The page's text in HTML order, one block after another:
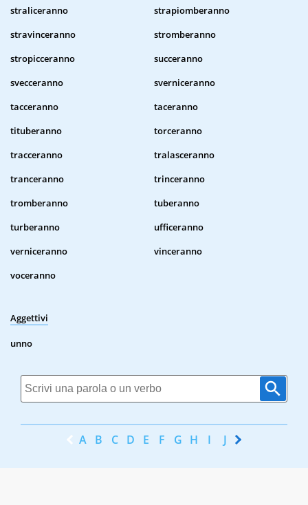
straliceranno
strapiomberanno
stravinceranno
stromberanno
stropicceranno
succeranno
svecceranno
sverniceranno
tacceranno
taceranno
tituberanno
torceranno
tracceranno
tralasceranno
tranceranno
trinceranno
tromberanno
tuberanno
turberanno
ufficeranno
verniceranno
vinceranno
voceranno
Aggettivi
unno
A B C D E F G H I J K